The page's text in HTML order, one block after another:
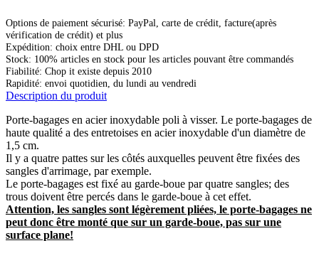
Options de paiement sécurisé: PayPal, carte de crédit, facture(après
vérification de crédit) et plus
Expédition: choix entre DHL ou DPD
Stock: 100% articles en stock pour les articles pouvant être commandés
Fiabilité: Chop it existe depuis 2010
Rapidité: envoi quotidien, du lundi au vendredi
Description du produit
Porte-bagages en acier inoxydable poli à visser. Le porte-bagages de
haute qualité a des entretoises en acier inoxydable d'un diamètre de
1,5 cm.
Il y a quatre pattes sur les côtés auxquelles peuvent être fixées des
sangles d'arrimage, par exemple.
Le porte-bagages est fixé au garde-boue par quatre sangles; des
trous doivent être percés dans le garde-boue à cet effet.
Attention, les sangles sont légèrement pliées, le porte-bagages ne
peut donc être monté que sur un garde-boue, pas sur une
surface plane!